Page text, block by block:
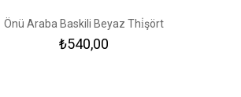
Önü Araba Baskili Beyaz Thi̇şört
₺540,00